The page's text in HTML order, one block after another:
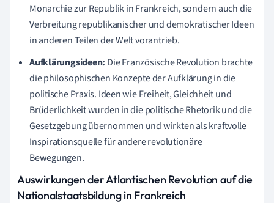
Monarchie zur Republik in Frankreich, sondern auch die
Verbreitung republikanischer und demokratischer Ideen
in anderen Teilen der Welt vorantrieb.
Aufklärungsideen: Die Französische Revolution brachte
die philosophischen Konzepte der Aufklärung in die
politische Praxis. Ideen wie Freiheit, Gleichheit und
Brüderlichkeit wurden in die politische Rhetorik und die
Gesetzgebung übernommen und wirkten als kraftvolle
Inspirationsquelle für andere revolutionäre
Bewegungen.
Auswirkungen der Atlantischen Revolution auf die
Nationalstaatsbildung in Frankreich